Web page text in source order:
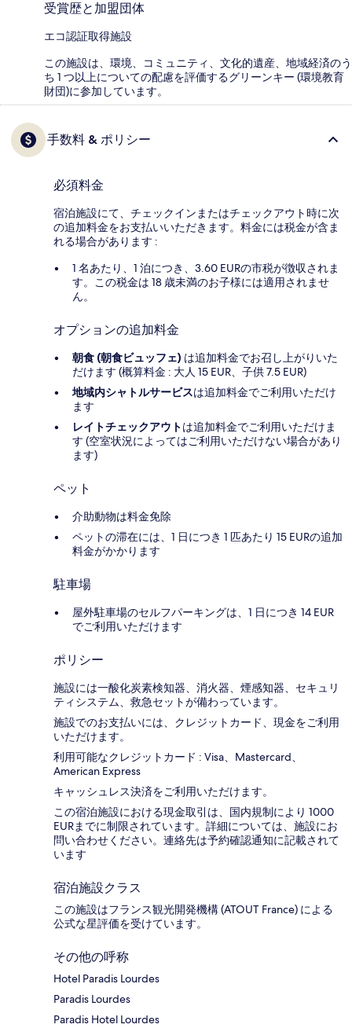
受賞歴と加盟団体
エコ認証取得施設
この施設は、環境、コミュニティ、文化的遺産、地域経済のう
ち 1 つ以上についての配慮を評価するグリーンキー (環境教育
財団)に参加しています。
手数料 & ポリシー
必須料金
宿泊施設にて、チェックインまたはチェックアウト時に次
の追加料金をお支払いいただきます。料金には税金が含ま
れる場合があります :
1 名あたり、1 泊につき、3.60 EURの市税が徴収されま
す。この税金は 18 歳未満のお子様には適用されませ
ん。
オプションの追加料金
朝食 (朝食ビュッフェ) は追加料金でお召し上がりいた
だけます (概算料金 : 大人 15 EUR、子供 7.5 EUR)
地域内シャトルサービスは追加料金でご利用いただけ
ます
レイトチェックアウトは追加料金でご利用いただけま
す (空室状況によってはご利用いただけない場合があり
ます)
ペット
介助動物は料金免除
ペットの滞在には、1 日につき 1 匹あたり 15 EURの追加
料金がかかります
駐車場
屋外駐車場のセルフパーキングは、1 日につき 14 EUR
でご利用いただけます
ポリシー
施設には一酸化炭素検知器、消火器、煙感知器、セキュリ
ティシステム、救急セットが備わっています。
施設でのお支払いには、クレジットカード、現金をご利用
いただけます。
利用可能なクレジットカード : Visa、Mastercard、
American Express
キャッシュレス決済をご利用いただけます。
この宿泊施設における現金取引は、国内規制により 1000
EURまでに制限されています。詳細については、施設にお
問い合わせください。連絡先は予約確認通知に記載されて
います
宿泊施設クラス
この施設はフランス観光開発機構 (ATOUT France) による
公式な星評価を受けています。
その他の呼称
Hotel Paradis Lourdes
Paradis Lourdes
Paradis Hotel Lourdes